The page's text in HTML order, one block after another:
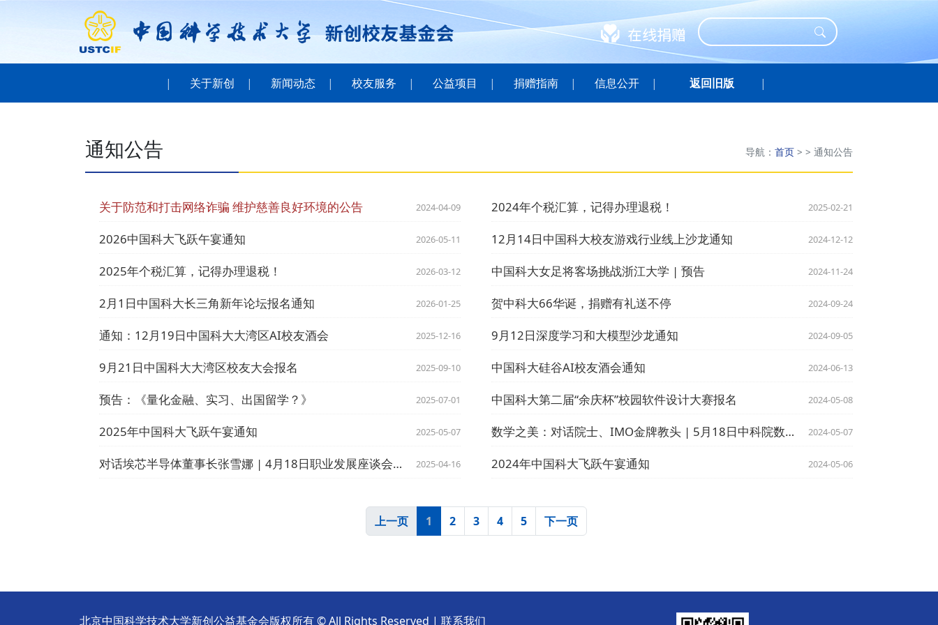
关于新创 新闻动态 校友服务 公益项目 捐赠指南 信息公开 返回旧版
通知公告 导航： 首页 > > 通知公告
关于防范和打击网络诈骗 维护慈善良好环境的公告 2024-04-09
2026中国科大飞跃午宴通知 2026-05-11
2025年个税汇算，记得办理退税！ 2026-03-12
2月1日中国科大长三角新年论坛报名通知 2026-01-25
通知：12月19日中国科大大湾区AI校友酒会 2025-12-16
9月21日中国科大大湾区校友大会报名 2025-09-10
预告：《量化金融、实习、出国留学？》 2025-07-01
2025年中国科大飞跃午宴通知 2025-05-07
对话埃芯半导体董事长张雪娜 | 4月18日职业发展座谈会通知 2025-04-16
2024年个税汇算，记得办理退税！ 2025-02-21
12月14日中国科大校友游戏行业线上沙龙通知 2024-12-12
中国科大女足将客场挑战浙江大学 | 预告 2024-11-24
贺中科大66华诞，捐赠有礼送不停 2024-09-24
9月12日深度学习和大模型沙龙通知 2024-09-05
中国科大硅谷AI校友酒会通知 2024-06-13
中国科大第二届“余庆杯”校园软件设计大赛报名 2024-05-08
数学之美：对话院士、IMO金牌教头 | 5月18日中科院数学院“公众科学日” 2024-05-07
2024年中国科大飞跃午宴通知 2024-05-06
上一页 1 2 3 4 5 下一页
北京中国科学技术大学新创公益基金会版权所有 © All Rights Reserved | 联系我们